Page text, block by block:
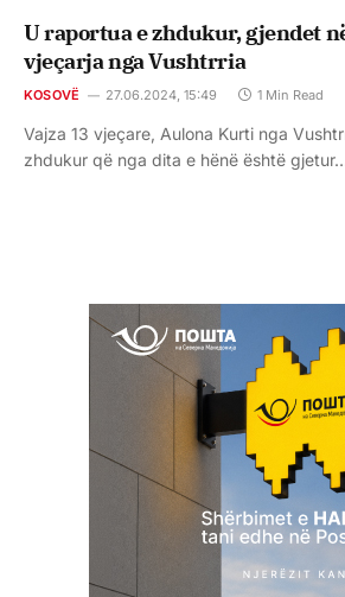
U raportua e zhdukur, gjendet
vjeçarja nga Vushtrria
KOSOVË 27.06.2024, 15:49 1 Min Read
Vajza 13 vjeçare, Aulona Kurti nga
zhdukur që nga dita e hënë është